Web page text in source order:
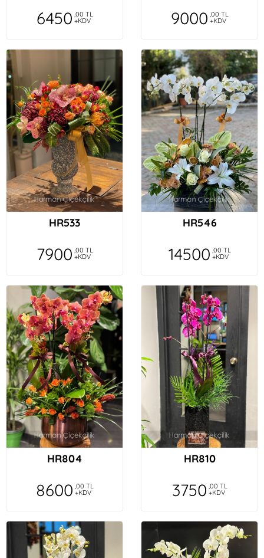
6450 ,00 TL
+KDV 9000 ,00 TL
+KDV
HR533
7900 ,00 TL
+KDV
HR546
14500 ,00 TL
+KDV
HR804
8600 ,00 TL
+KDV
HR810
3750 ,00 TL
+KDV